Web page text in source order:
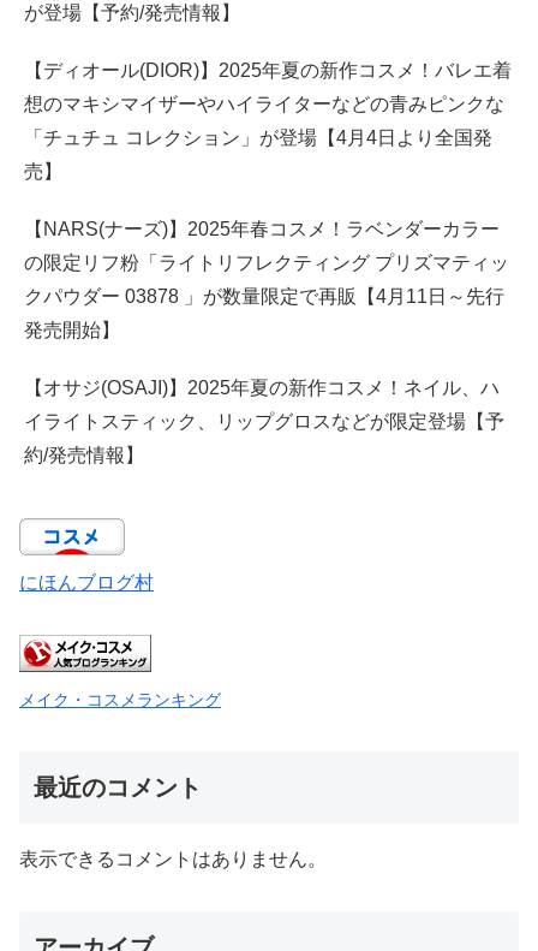
が登場【予約/発売情報】
【ディオール(DIOR)】2025年夏の新作コスメ！バレエ着
想のマキシマイザーやハイライターなどの青みピンクな
「チュチュ コレクション」が登場【4月4日より全国発
売】
【NARS(ナーズ)】2025年春コスメ！ラベンダーカラー
の限定リフ粉「ライトリフレクティング プリズマティッ
クパウダー 03878 」が数量限定で再販【4月11日～先行
発売開始】
【オサジ(OSAJI)】2025年夏の新作コスメ！ネイル、ハ
イライトスティック、リップグロスなどが限定登場【予
約/発売情報】
にほんブログ村
メイク・コスメランキング
最近のコメント
表示できるコメントはありません。